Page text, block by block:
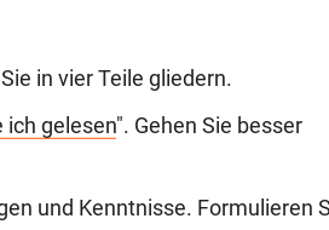
in vier Teile gliedern.
ich gelesen". Gehen Sie besser
und Kenntnisse. Formulieren